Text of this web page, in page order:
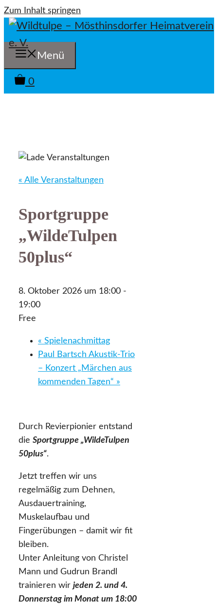
Zum Inhalt springen
Menü
0
« Alle Veranstaltungen
Sportgruppe
„WildeTulpen
50plus“
8. Oktober 2026 um 18:00 -
19:00
Free
« Spielenachmittag
Paul Bartsch Akustik-Trio
– Konzert „Märchen aus
kommenden Tagen“ »
Durch Revierpionier entstand
die Sportgruppe „WildeTulpen
50plus“.
Jetzt treffen wir uns
regelmäßig zum Dehnen,
Ausdauertraining,
Muskelaufbau und
Fingerübungen – damit wir fit
bleiben.
Unter Anleitung von Christel
Mann und Gudrun Brandl
trainieren wir jeden 2. und 4.
Donnerstag im Monat um 18:00